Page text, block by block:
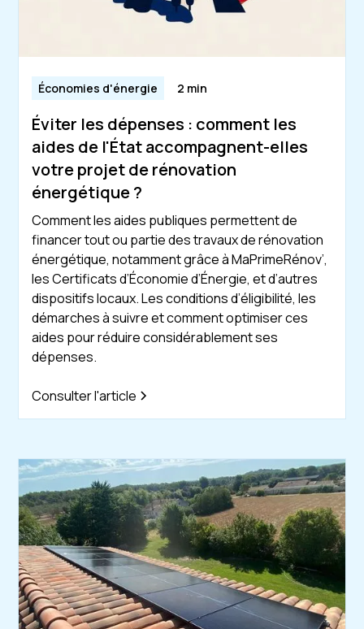
Économies d'énergie 2 min
Éviter les dépenses : comment les
aides de l'État accompagnent-elles
votre projet de rénovation
énergétique ?
Comment les aides publiques permettent de
financer tout ou partie des travaux de rénovation
énergétique, notamment grâce à MaPrimeRénov’,
les Certificats d’Économie d’Énergie, et d’autres
dispositifs locaux. Les conditions d’éligibilité, les
démarches à suivre et comment optimiser ces
aides pour réduire considérablement ses
dépenses.
Consulter l'article